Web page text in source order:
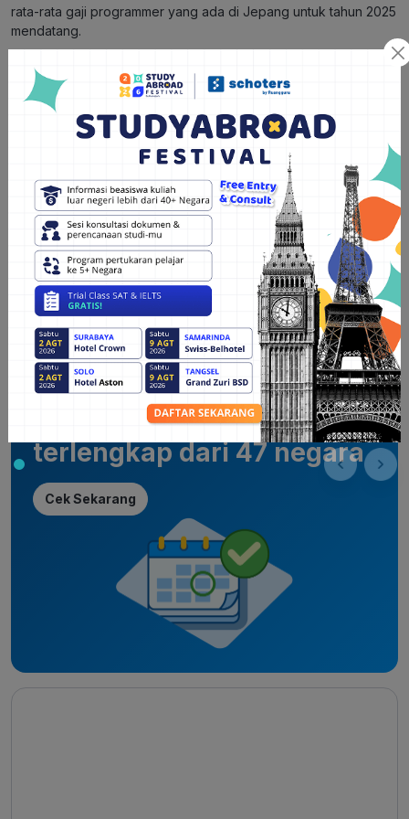
rata-rata gaji programmer yang ada di Jepang untuk tahun 2025
mendatang.
Rekomendasi Bimbingan Persiapan
Kerja di Jepang
Ingin jadi programmer di Jepang? Yuk,
konsultan expert Schoters agar persiapan kerja di luar
negerimu makin terarah.
Butuh program lain untuk persiapan kerja di luar negeri? Cek
program Work Abroad Academy dari Schoters
untuk
bimbingan persiapanmu, dijamin terlengkap.
Bagikan artikel ini:
Kalender Beasiswa
Temukan 1000+ beasiswa
terlengkap dari 47 negara
Cek Sekarang